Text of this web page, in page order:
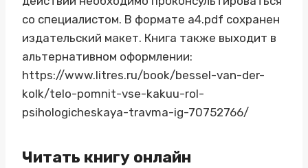
со специалистом. В формате a4.pdf сохранен
издательский макет. Книга также выходит в
альтернативном оформлении:
https://www.litres.ru/book/bessel-van-der-
kolk/telo-pomnit-vse-kakuu-rol-
psihologicheskaya-travma-ig-70752766/
Читать книгу онлайн